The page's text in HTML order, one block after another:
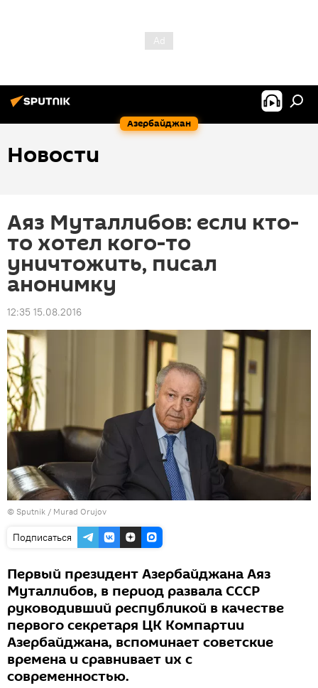
Азербайджан
Новости
Аяз Муталлибов: если кто-
то хотел кого-то
уничтожить, писал
анонимку
12:35 15.08.2016
© Sputnik / Murad Orujov
Подписаться
Первый президент Азербайджана Аяз
Муталлибов, в период развала СССР
руководивший республикой в качестве
первого секретаря ЦК Компартии
Азербайджана, вспоминает советские
времена и сравнивает их с
современностью.